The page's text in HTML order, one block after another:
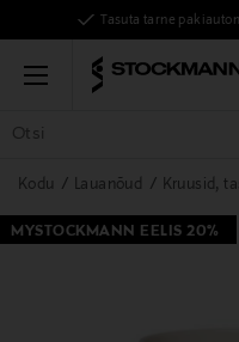
Tasuta tarne
Menu
KÕIK TOOTED NAISED
Kodu Lauanõud Kruusid,
MYSTOCKMANN EELIS 20%